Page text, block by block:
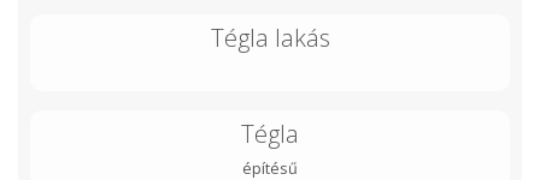
Tégla lakás
Tégla
építésű